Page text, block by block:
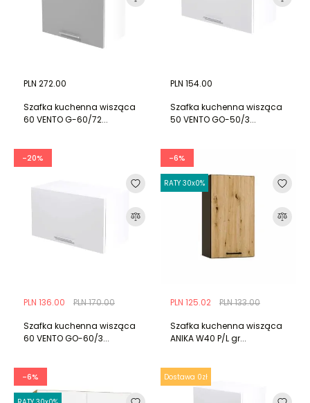
PLN 272.00
Szafka kuchenna wisząca
60 VENTO G-60/72...
PLN 154.00
Szafka kuchenna wisząca
50 VENTO GO-50/3...
-20%
PLN 170.00
PLN 136.00
Szafka kuchenna wisząca
60 VENTO GO-60/3...
-6%
RATY 30x0%
PLN 133.00
PLN 125.02
Szafka kuchenna wisząca
ANIKA W40 P/L gr...
-6% Dostawa 0zł